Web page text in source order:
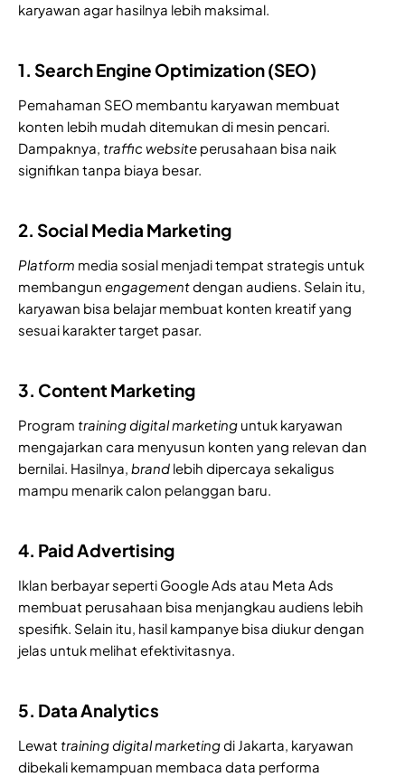
karyawan agar hasilnya lebih maksimal.
1. Search Engine Optimization (SEO)
Pemahaman SEO membantu karyawan membuat
konten lebih mudah ditemukan di mesin pencari.
Dampaknya, traffic website perusahaan bisa naik
signifikan tanpa biaya besar.
2. Social Media Marketing
Platform media sosial menjadi tempat strategis untuk
membangun engagementdengan audiens. Selain itu,
karyawan bisa belajar membuat konten kreatif yang
sesuai karakter target pasar.
3. Content Marketing
Program training digital marketing untuk karyawan
mengajarkan cara menyusun konten yang relevan dan
bernilai. Hasilnya, brand lebih dipercaya sekaligus
mampu menarik calon pelanggan baru.
4. Paid Advertising
Iklan berbayar seperti Google Ads atau Meta Ads
membuat perusahaan bisa menjangkau audiens lebih
spesifik. Selain itu, hasil kampanye bisa diukur dengan
jelas untuk melihat efektivitasnya.
5. Data Analytics
Lewat training digital marketingdi Jakarta, karyawan
dibekali kemampuan membaca data performa